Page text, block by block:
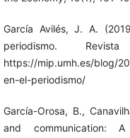
García Avilés, J. A.
periodismo.
https://mip.umh.es/blog/
en-el-periodismo/
García-Orosa, B.,
and communication: